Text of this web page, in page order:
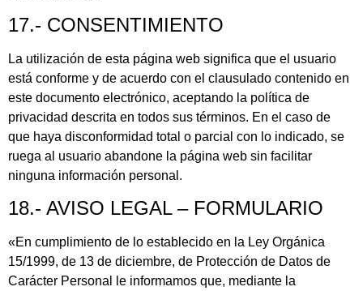
17.- CONSENTIMIENTO
La utilización de esta página web significa que el usuario
está conforme y de acuerdo con el clausulado contenido en
este documento electrónico, aceptando la política de
privacidad descrita en todos sus términos. En el caso de
que haya disconformidad total o parcial con lo indicado, se
ruega al usuario abandone la página web sin facilitar
ninguna información personal.
18.- AVISO LEGAL – FORMULARIO
«En cumplimiento de lo establecido en la Ley Orgánica
15/1999, de 13 de diciembre, de Protección de Datos de
Carácter Personal le informamos que, mediante la